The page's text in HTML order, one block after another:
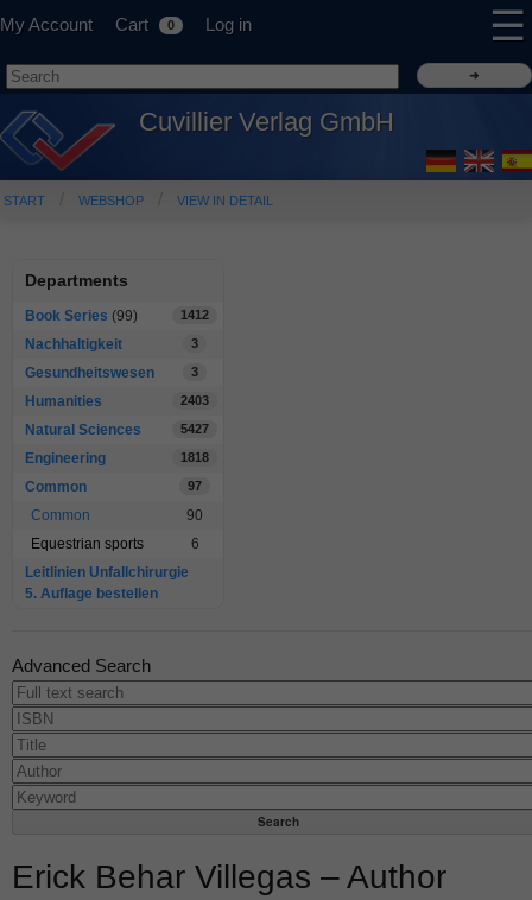
My Account Cart 0 Log in ☰
Cuvillier Verlag GmbH
START WEBSHOP VIEW IN DETAIL
Departments
Book Series (99) 1412
Nachhaltigkeit 3
Gesundheitswesen 3
Humanities 2403
Natural Sciences 5427
Engineering 1818
Common 97
Common
90
Equestrian sports
6
Leitlinien Unfallchirurgie
5. Auflage bestellen
Advanced Search
Erick Behar Villegas – Author